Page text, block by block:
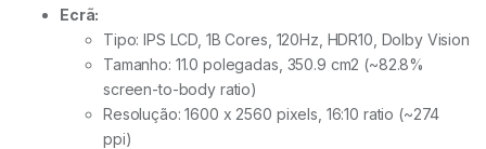
Ecrã:
Tipo: IPS LCD, 1B Cores, 120Hz, HDR10, Dolby Vision
Tamanho: 11.0 polegadas, 350.9 cm2 (~82.8%
screen-to-body ratio)
Resolução: 1600 x 2560 pixels, 16:10 ratio (~274
ppi)